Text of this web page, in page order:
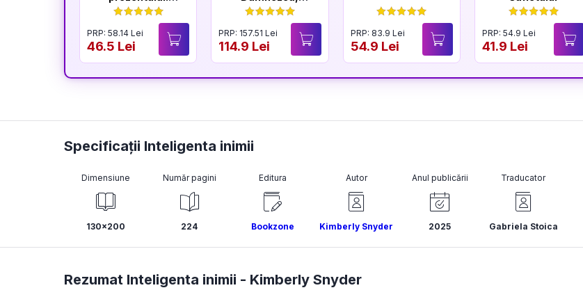
Editia a VI-a
PRP: 58.14 Lei
46.5 Lei
volumele I-IV
PRP: 157.51 Lei
114.9 Lei
PRP: 83.9 Lei
54.9 Lei
PRP: 54.9 Lei
41.9 Lei
Specificații Inteligenta inimii
Dimensiune
130x200
Număr pagini
224
Editura
Bookzone
Autor
Kimberly Snyder
Anul publicării
2025
Traducator
Gabriela Stoica
Rezumat Inteligenta inimii - Kimberly Snyder